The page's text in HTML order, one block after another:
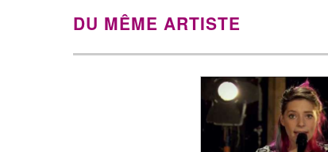
DU MÊME ARTISTE